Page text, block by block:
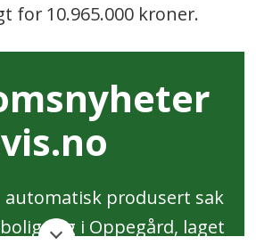
for 10.965.000 kroner.
automatisk produsert sak
i Oppegård, laget